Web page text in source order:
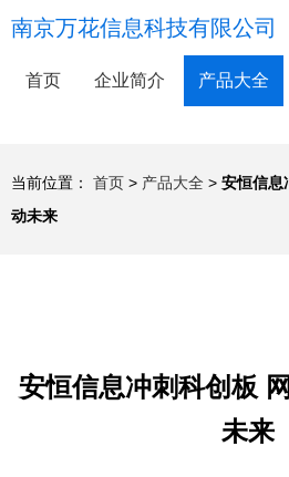
南京万花信息科技有限公司
首页 企业简介 产品大全
当前位置： 首页 > 产品大全 > 安恒信息
动未来
安恒信息冲刺科创板
未来